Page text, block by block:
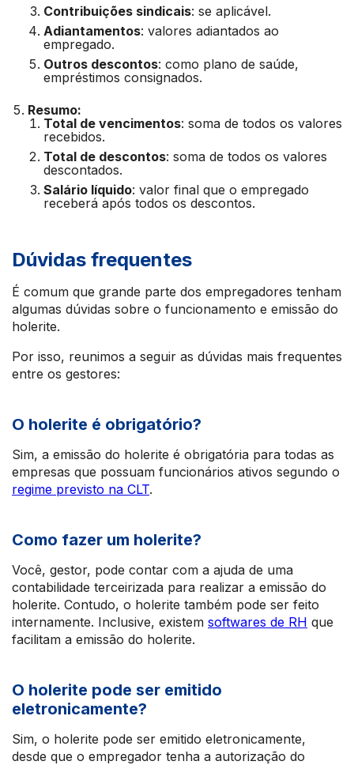
Contribuições sindicais: se aplicável.
Adiantamentos: valores adiantados ao
empregado.
Outros descontos: como plano de saúde,
empréstimos consignados.
Resumo:
Total de vencimentos: soma de todos os valores
recebidos.
Total de descontos: soma de todos os valores
descontados.
Salário líquido: valor final que o empregado
receberá após todos os descontos.
Dúvidas frequentes
É comum que grande parte dos empregadores tenham
algumas dúvidas sobre o funcionamento e emissão do
holerite.
Por isso, reunimos a seguir as dúvidas mais frequentes
entre os gestores:
O holerite é obrigatório?
Sim, a emissão do holerite é obrigatória para todas as
empresas que possuam funcionários ativos segundo o
regime previsto na CLT.
Como fazer um holerite?
Você, gestor, pode contar com a ajuda de uma
contabilidade terceirizada para realizar a emissão do
holerite. Contudo, o holerite também pode ser feito
internamente. Inclusive, existem softwares de RH que
facilitam a emissão do holerite.
O holerite pode ser emitido
eletronicamente?
Sim, o holerite pode ser emitido eletronicamente,
desde que o empregador tenha a autorização do